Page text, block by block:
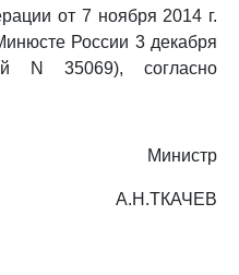
от 7 ноября 2014 г.
России 3 декабря
N 35069), согласно
Министр
А.Н.ТКАЧЕВ